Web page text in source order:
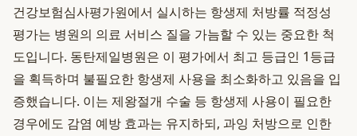
건강보험심사평가원에서 실시하는 항생제 처방률 적정성
평가는 병원의 의료 서비스 질을 가늠할 수 있는 중요한 척
도입니다. 동탄제일병원은 이 평가에서 최고 등급인 1등급
을 획득하며 불필요한 항생제 사용을 최소화하고 있음을 입
증했습니다. 이는 제왕절개 수술 등 항생제 사용이 필요한
경우에도 감염 예방 효과는 유지하되, 과잉 처방으로 인한